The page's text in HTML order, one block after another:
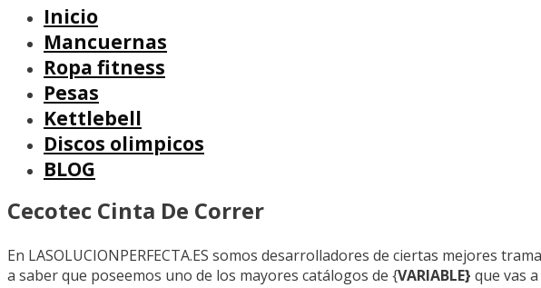
Inicio
Mancuernas
Ropa fitness
Pesas
Kettlebell
Discos olimpicos
BLOG
Cecotec Cinta De Correr
En LASOLUCIONPERFECTA.ES somos desarrolladores de ciertas mejores
a saber que poseemos uno de los mayores catálogos de {VARIABLE} que vas